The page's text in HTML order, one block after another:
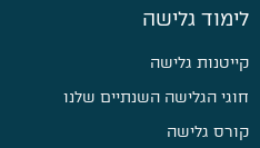
לימוד גלישה
קייטנות גלישה
חוגי הגלישה השנתיים שלנו
קורס גלישה